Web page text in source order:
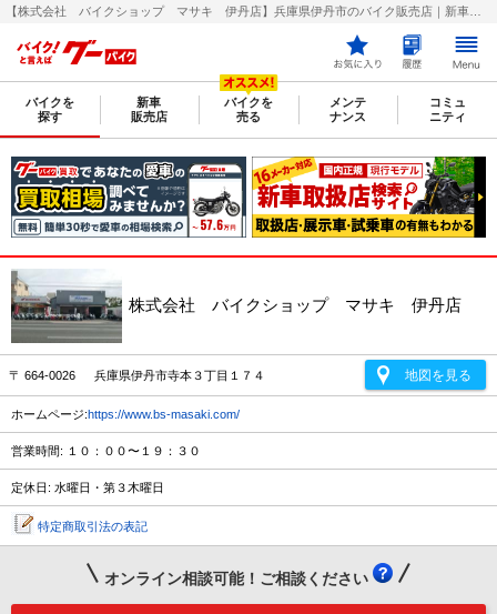
バイクを
探す
新車
販売店
バイクを
売る
メンテ
ナンス
コミュ
ニティ
株式会社 バイクショップ マサキ 伊丹店
〒 664-0026 兵庫県伊丹市寺本３丁目１７４ 地図を見る
ホームページ:https://www.bs-masaki.com/
営業時間: １０：００〜１９：３０
定休日: 水曜日・第３木曜日
特定商取引法の表記
オンライン相談可能！ご相談ください